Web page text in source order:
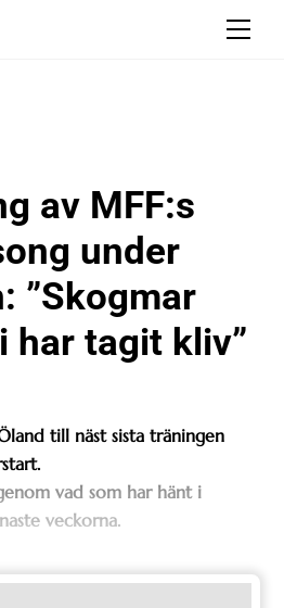
av MFF:s
under
”Skogmar
har tagit kliv”
till näst sista träningen
vad som har hänt i
veckorna.